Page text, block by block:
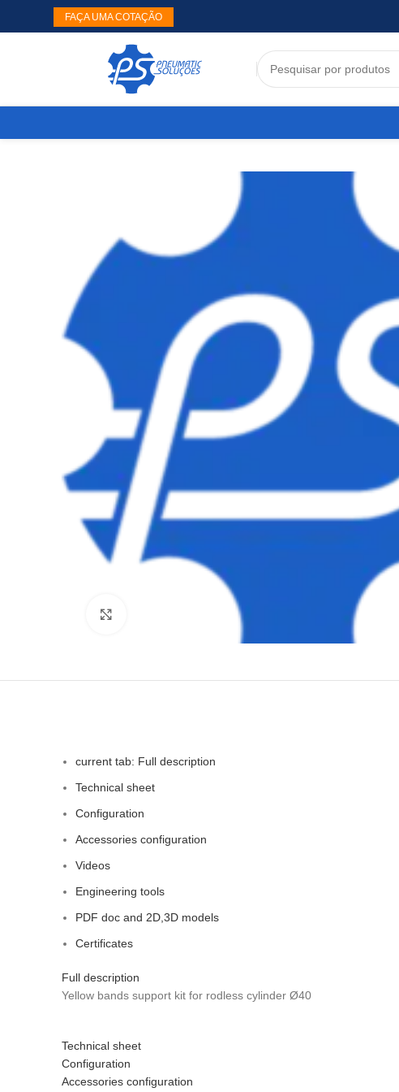
FAÇA UMA COTAÇÃO
current tab: Full description
Technical sheet
Configuration
Accessories configuration
Videos
Engineering tools
PDF doc and 2D,3D models
Certificates
Full description
Yellow bands support kit for rodless cylinder Ø40
Technical sheet
Configuration
Accessories configuration